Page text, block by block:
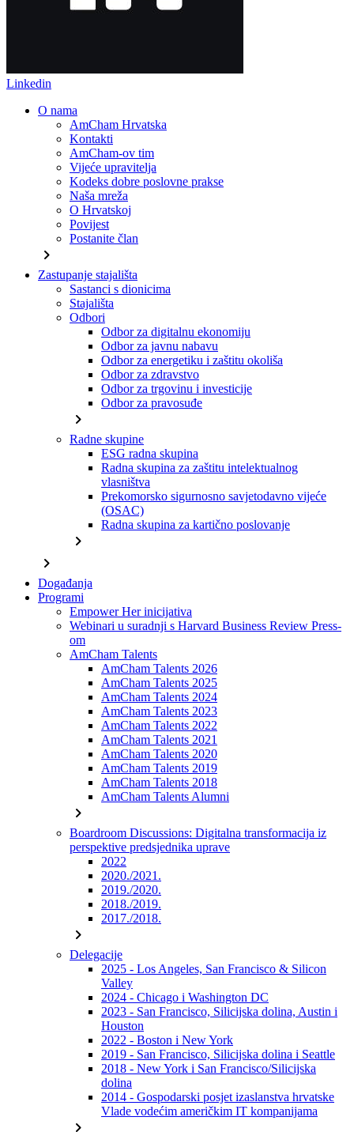
Linkedin
O nama
AmCham Hrvatska
Kontakti
AmCham-ov tim
Vijeće upravitelja
Kodeks dobre poslovne prakse
Naša mreža
O Hrvatskoj
Povijest
Postanite član
chevron_right
Zastupanje stajališta
Sastanci s dionicima
Stajališta
Odbori
Odbor za digitalnu ekonomiju
Odbor za javnu nabavu
Odbor za energetiku i zaštitu okoliša
Odbor za zdravstvo
Odbor za trgovinu i investicije
Odbor za pravosuđe
chevron_right
Radne skupine
ESG radna skupina
Radna skupina za zaštitu intelektualnog
vlasništva
Prekomorsko sigurnosno savjetodavno vijeće
(OSAC)
Radna skupina za kartično poslovanje
chevron_right
chevron_right
Događanja
Programi
Empower Her inicijativa
Webinari u suradnji s Harvard Business Review Press-
om
AmCham Talents
AmCham Talents 2026
AmCham Talents 2025
AmCham Talents 2024
AmCham Talents 2023
AmCham Talents 2022
AmCham Talents 2021
AmCham Talents 2020
AmCham Talents 2019
AmCham Talents 2018
AmCham Talents Alumni
chevron_right
Boardroom Discussions: Digitalna transformacija iz
perspektive predsjednika uprave
2022
2020./2021.
2019./2020.
2018./2019.
2017./2018.
chevron_right
Delegacije
2025 - Los Angeles, San Francisco & Silicon
Valley
2024 - Chicago i Washington DC
2023 - San Francisco, Silicijska dolina, Austin i
Houston
2022 - Boston i New York
2019 - San Francisco, Silicijska dolina i Seattle
2018 - New York i San Francisco/Silicijska
dolina
2014 - Gospodarski posjet izaslanstva hrvatske
Vlade vodećim američkim IT kompanijama